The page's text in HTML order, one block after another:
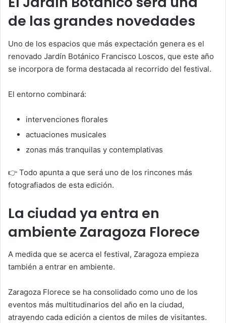
de las grandes novedades
Uno de los espacios que más expectación genera es el
renovado Jardín Botánico Francisco Loscos, que este año
se incorpora de forma destacada al recorrido del festival.
El entorno combinará:
intervenciones florales
actuaciones musicales
zonas más tranquilas y contemplativas
👉 Todo apunta a que será uno de los rincones más
fotografiados de esta edición.
La ciudad ya entra en
ambiente Zaragoza Florece
A medida que se acerca el festival, Zaragoza empieza
también a entrar en ambiente.
Zaragoza Florece se ha consolidado como uno de los
eventos más multitudinarios del año en la ciudad,
atrayendo cada edición a cientos de miles de visitantes.